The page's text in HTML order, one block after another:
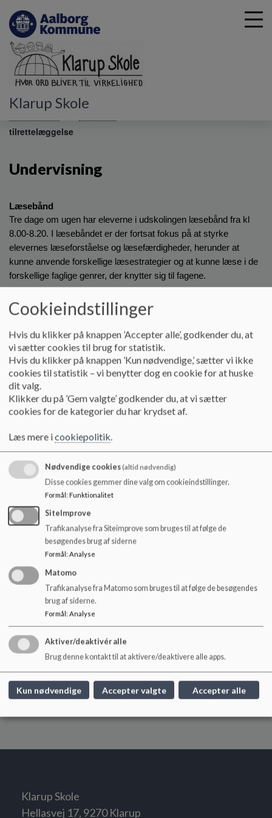
l
Klarup Skole
Undervisning
tilrettelæggelse
Undervisning
Læsebånd
Tre dage om ugen har eleverne i udskolingen læsebånd fra kl
8.00-8.20. I læsebåndet er der fortsat fokus på at styrke
elevernes læseforståelse og læsefærdigheder, herunder at
kunne anvende forskellige læsestrategier og at kunne læse i de
forskellige faglige genrer, der knytter sig til fagene.
Nye fag
Fra 7. klassetrin møder eleverne nye fag som fysik/kemi,
Obligatoriske valgfag 7. og 8. klassetrin
I 2018 besluttede Regeringen at indføre et  obligatorisk to-årigt
praktisk/musisk valgfag, som skal afsluttes med en prøve i
løbet af 8. klassetrin. Prøvekarakteren påføres elevernes
afsluttende prøvebevis. På Klarup skole udbyder vi alle fire
billedkunst. I slutningen af 6. klasse skal eleverne vælge, hvilket
Valgfag 9. klassetrin
I 9. klasse vælger eleverne et valgfag for et halvt år ad gangen.
Det kan fx. være Filmkundskab, madlavning, Kreative
kreationer, Drama, Krop og bevægelse, Naturfag mv.
Projektopgaven
Alle elever på 7.- 9. årgang arbejder i en skoleuge med en
særligt projektopgave. Eleverne i 9. klasse kan vælge at få
karakteren for projektopgaven påført deres prøvebevis.
Eleverne arbejder ud fra et fælles overordnet emne og skal ud
fra en selvvalgt problemstilling eleverne arbejde undersøgende
og skabende i forhold til at finde løsninger på deres
problemstilling.
Klarup Skole
Hellasvej 17, 9270 Klarup
Cookieindstillinger
Hvis du klikker på knappen ’Accepter alle’, godkender du, at
vi sætter cookies til brug for statistik.
Hvis du klikker på knappen ’Kun nødvendige,’ sætter vi ikke
cookies til statistik – vi benytter dog en cookie for at huske
dit valg.
Klikker du på ’Gem valgte’ godkender du, at vi sætter
cookies for de kategorier du har krydset af.
Læs mere icookiepolitik.
Nødvendige cookies(altid nødvendig)
Disse cookies gemmer dine valg om cookieindstillinger.
Formål: Funktionalitet
SiteImprove
Trafikanalyse fra Siteimprove som bruges til at følge de
besøgendes brug af siderne
Formål : Analyse
Matomo
Trafikanalyse fra Matomo som bruges til at følge de besøgendes
brug af siderne.
Formål: Analyse
Aktiver/deaktivér alle
Brug denne kontakt til at aktivere/deaktivere alle apps.
Kun nødvendige Accepter valgte Accepter alle